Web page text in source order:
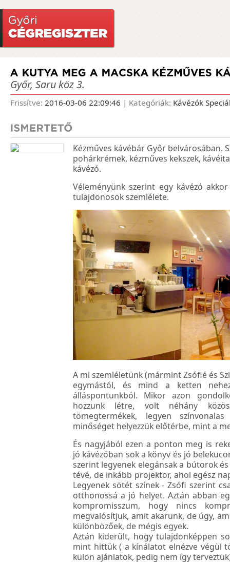
Győr, Saru köz 3.
Frissítve: 2016-03-06 22:09:46 | Kategóriák: Kávézók
Kézműves kávébár Győr belvárosában.
pohárkrémek, kézműves kekszek,
kávézó.
Véleményünk szerint egy kávézó
tulajdonosok szemlélete.
A mi szemléletünk (mármint Zsófié és
egymástól, és mind a ketten
álláspontunkból. Mikor azon
hozzunk létre, volt néhány
tömegtermékek, legyen
minőséget helyezzük előtérbe, mint a
És nagyjából ezen a ponton meg is
jó kávézóban sok a könyv és jó
szerint legyenek elegánsak a bútorok
tévé, de inkább projektor, ahol egész
Legyenek sötét színek - Zsófi szerint
otthonossá a jó helyet. Aztán abban
kompromisszum, hogy nincs
megvalósítjuk, amit akarunk, de úgy,
különbözőek, de mégis egyek.
Aztán kiderült, hogy tulajdonképpen
mint hittük ( a kínálatot elnézve végül
külön ajánlatok, pedig nem így